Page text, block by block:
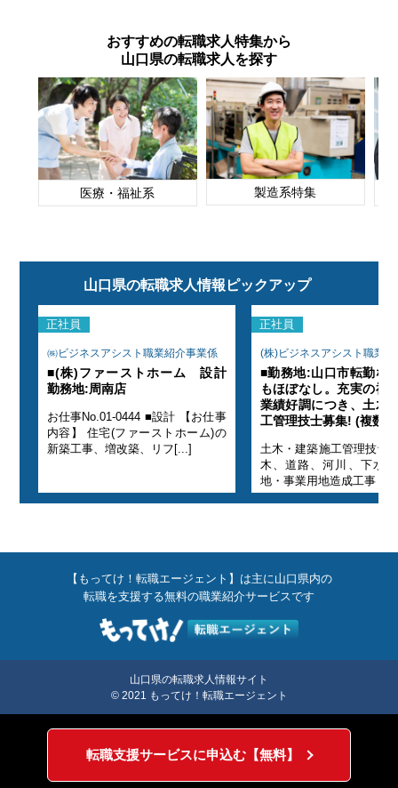
おすすめの転職求人特集から
山口県の転職求人を探す
医療・福祉系 製造系特集
山口県の転職求人情報ピックアップ
正社員
㈱ビジネスアシスト職業紹介事業係
■(株)ファーストホーム 設計
勤務地:周南店
お仕事No.01-0444 ■設計 【お仕事
内容】 住宅(ファーストホーム)の
新築工事、増改築、リフ[...]
正社員
(株)ビジネスアシスト職業紹
■勤務地:山口市転勤な
もほぼなし。充実の福
業績好調につき、土木
工管理技士募集! (複数
土木・建築施工管理技士
木、道路、河川、下
地・事業用地造成工事 ・
【もってけ！転職エージェント】は主に山口県内の
転職を支援する無料の職業紹介サービスです
山口県の転職求人情報サイト
© 2021 もってけ！転職エージェント
転職支援サービスに申込む【無料】